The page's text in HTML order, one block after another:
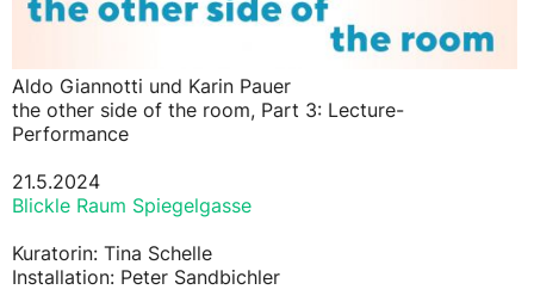
Aldo Giannotti und Karin Pauer
the other side of the room, Part 3: Lecture-
Performance
21.5.2024
Blickle Raum Spiegelgasse
Kuratorin: Tina Schelle
Installation: Peter Sandbichler